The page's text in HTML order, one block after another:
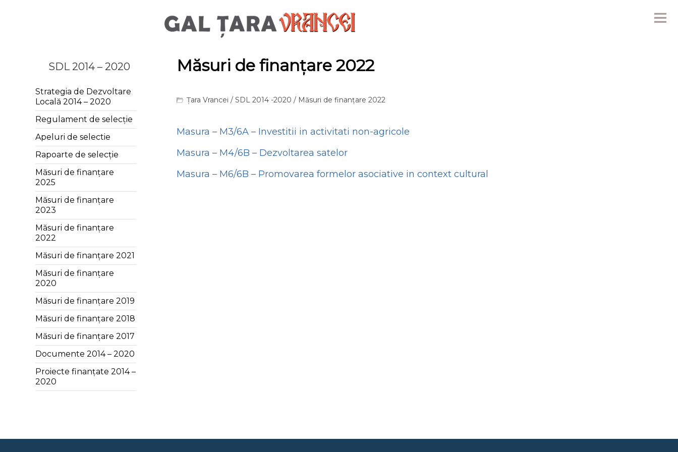
Măsuri de finanțare 2022
Țara Vrancei / SDL 2014 -2020 / Măsuri de finanțare 2022
Masura – M3/6A – Investitii in activitati non-agricole
Masura – M4/6B – Dezvoltarea satelor
Masura – M6/6B – Promovarea formelor asociative in context cultural
SDL 2014 – 2020
Strategia de Dezvoltare
Locală 2014 – 2020
Regulament de selecție
Apeluri de selectie
Rapoarte de selecție
Măsuri de finanțare
2025
Măsuri de finanțare
2023
Măsuri de finanțare
2022
Măsuri de finanțare 2021
Măsuri de finanțare
2020
Măsuri de finanțare 2019
Măsuri de finanțare 2018
Măsuri de finanțare 2017
Documente 2014 – 2020
Proiecte finanțate 2014 –
2020